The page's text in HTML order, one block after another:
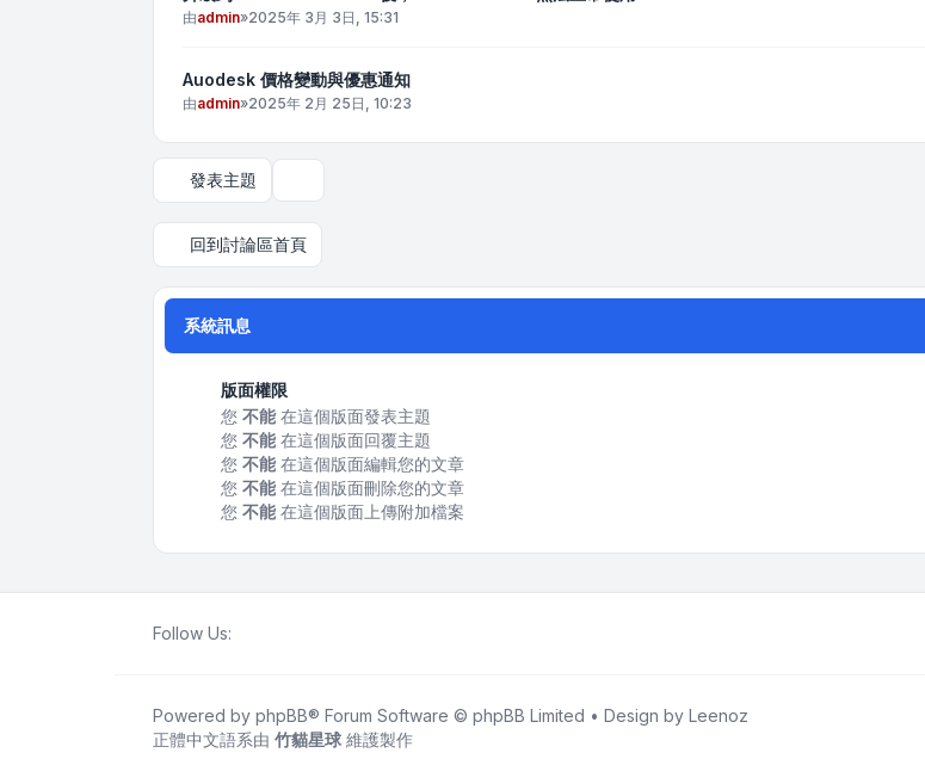
由admin»2025年 3月 3日, 15:31
Auodesk 價格變動與優惠通知
由admin»2025年 2月 25日, 10:23
發表主題
回到討論區首頁
系統訊息
版面權限
您 不能在這個版面發表主題
您 不能在這個版面回覆主題
您 不能在這個版面編輯您的文章
您 不能在這個版面刪除您的文章
您 不能在這個版面上傳附加檔案
Follow Us:
Powered by phpBB® Forum Software © phpBB Limited • Design by Leenoz
正體中文語系由 竹貓星球 維護製作